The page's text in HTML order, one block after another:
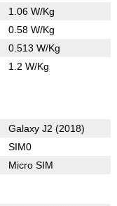
1.06 W/Kg
0.58 W/Kg
0.513 W/Kg
1.2 W/Kg
Galaxy J2 (2018)
SIM0
Micro SIM